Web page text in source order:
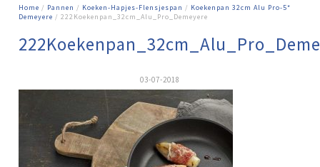
Home / Pannen / Koeken-Hapjes-Flensjespan / Koekenpan 32cm Alu Pro-5*
Demeyere / 222Koekenpan_32cm_Alu_Pro_Demeyere
03-07-2018